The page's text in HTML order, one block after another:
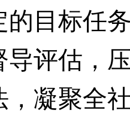
的目标任
导评估，
，凝聚全